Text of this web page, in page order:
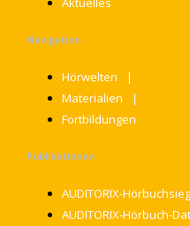
Navigation
Hörwelten
Materialien
Fortbildungen
Publikationen
AUDITORIX-
AUDITORIX-Hörbuch-